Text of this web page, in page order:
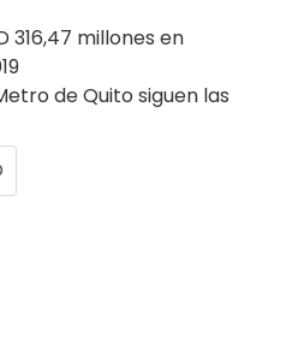
316,47 millones en
de Quito siguen las